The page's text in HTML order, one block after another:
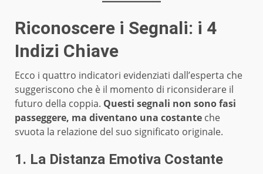
Riconoscere i Segnali: i 4
Indizi Chiave
Ecco i quattro indicatori evidenziati dall’esperta che
suggeriscono che è il momento di riconsiderare il
futuro della coppia. Questi segnali non sono fasi
passeggere, ma diventano una costante che
svuota la relazione del suo significato originale.
1. La Distanza Emotiva Costante